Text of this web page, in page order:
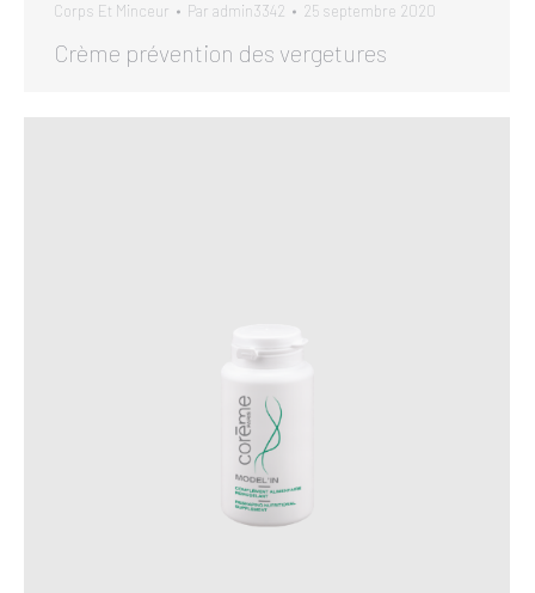
Corps Et Minceur Par admin3342 25 septembre 2020
Crème prévention des vergetures